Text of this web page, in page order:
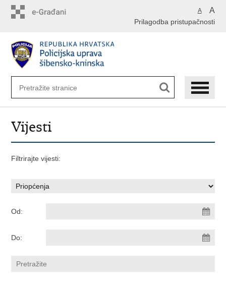
A A
Prilagodba pristupačnosti
Vijesti
Filtrirajte vijesti:
Od:
Do: